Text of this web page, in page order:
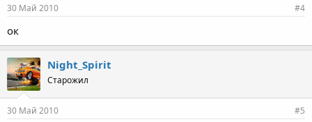
30 Май 2010 #4
ок
Night_Spirit
Старожил
30 Май 2010 #5